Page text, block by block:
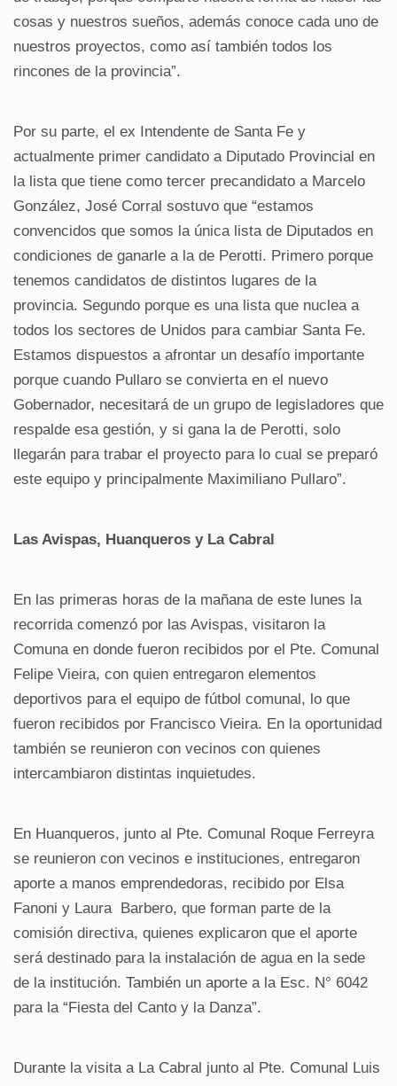
cosas y nuestros sueños, además conoce cada uno de
nuestros proyectos, como así también todos los
rincones de la provincia”.
Por su parte, el ex Intendente de Santa Fe y
actualmente primer candidato a Diputado Provincial en
la lista que tiene como tercer precandidato a Marcelo
González, José Corral sostuvo que “estamos
convencidos que somos la única lista de Diputados en
condiciones de ganarle a la de Perotti. Primero porque
tenemos candidatos de distintos lugares de la
provincia. Segundo porque es una lista que nuclea a
todos los sectores de Unidos para cambiar Santa Fe.
Estamos dispuestos a afrontar un desafío importante
porque cuando Pullaro se convierta en el nuevo
Gobernador, necesitará de un grupo de legisladores que
respalde esa gestión, y si gana la de Perotti, solo
llegarán para trabar el proyecto para lo cual se preparó
este equipo y principalmente Maximiliano Pullaro”.
Las Avispas, Huanqueros y La Cabral
En las primeras horas de la mañana de este lunes la
recorrida comenzó por las Avispas, visitaron la
Comuna en donde fueron recibidos por el Pte. Comunal
Felipe Vieira, con quien entregaron elementos
deportivos para el equipo de fútbol comunal, lo que
fueron recibidos por Francisco Vieira. En la oportunidad
también se reunieron con vecinos con quienes
intercambiaron distintas inquietudes.
En Huanqueros, junto al Pte. Comunal Roque Ferreyra
se reunieron con vecinos e instituciones, entregaron
aporte a manos emprendedoras, recibido por Elsa
Fanoni y Laura Barbero, que forman parte de la
comisión directiva, quienes explicaron que el aporte
será destinado para la instalación de agua en la sede
de la institución. También un aporte a la Esc. N° 6042
para la “Fiesta del Canto y la Danza”.
Durante la visita a La Cabral junto al Pte. Comunal Luis